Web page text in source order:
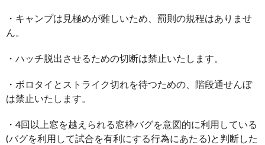
・キャンプは見極めが難しいため、罰則の規程はありませ
ん。
・ハッチ脱出させるための切断は禁止いたします。
・ボロタイとストライク切れを待つための、階段通せんぼ
は禁止いたします。
・4回以上窓を越えられる窓枠バグを意図的に利用している
(バグを利用して試合を有利にする行為にあたる)と判断した